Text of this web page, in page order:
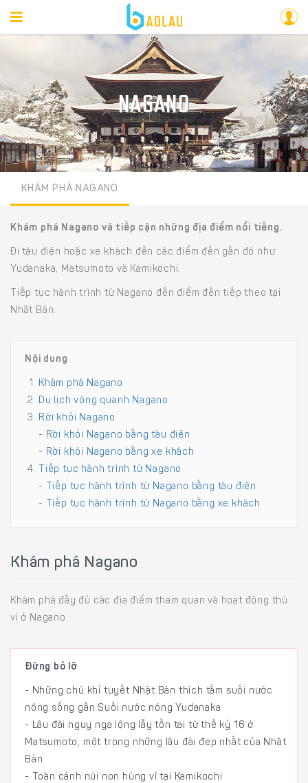
NAGANO
KHÁM PHÁ NAGANO
Khám phá Nagano và tiếp cận những địa điểm nổi tiếng.
Đi tàu điện hoặc xe khách đến các điểm đến gần đó như
Yudanaka, Matsumoto và Kamikochi.
Tiếp tục hành trình từ Nagano đến điểm đến tiếp theo tại
Nhật Bản.
Nội dung
Khám phá Nagano
Du lịch vòng quanh Nagano
Rời khỏi Nagano
- Rời khỏi Nagano bằng tàu điện
- Rời khỏi Nagano bằng xe khách
Tiếp tục hành trình từ Nagano
-
Tiếp tục hành trình từ Nagano bằng tàu điện
-
Tiếp tục hành trình từ Nagano bằng xe khách
Khám phá Nagano
Khám phá đầy đủ các địa điểm tham quan và hoạt động thú
vị ở Nagano.
Đừng bỏ lỡ
- Những chú khỉ tuyết Nhật Bản thích tắm suối nước
nóng sống gần Suối nước nóng Yudanaka
- Lâu đài nguy nga lộng lẫy tồn tại từ thế kỷ 16 ở
Matsumoto, một trong những lâu đài đẹp nhất của Nhật
Bản
- Toàn cảnh núi non hùng vĩ tại Kamikochi